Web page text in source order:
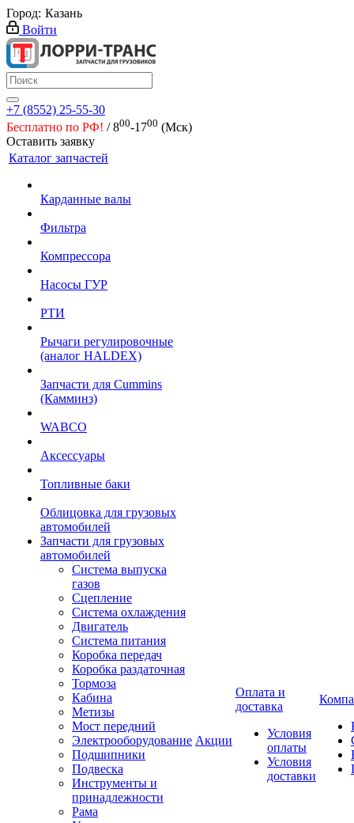
Город: Казань
Войти
+7 (8552) 25-55-30
Бесплатно по РФ! / 800-1700 (Мск)
Оставить заявку
Каталог запчастей
Карданные валы
Фильтра
Компрессора
Насосы ГУР
РТИ
Рычаги регулировочные
(аналог HALDEX)
Запчасти для Cummins
(Камминз)
WABCO
Аксессуары
Топливные баки
Облицовка для грузовых
автомобилей
Запчасти для грузовых
автомобилей
Система выпуска
газов
Сцепление
Система охлаждения
Двигатель
Система питания
Коробка передач
Коробка раздаточная
Тормоза
Кабина
Метизы
Мост передний
Электрооборудование
Подшипники
Подвеска
Инструменты и
принадлежности
Рама
Акции
Оплата и
доставка
Условия
оплаты
Условия
доставки